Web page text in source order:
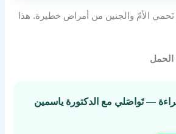
تَحمي الأمّ والجنين من أمراض خطيرة. هذا
الحمل
— تَواصَلي مع الدكتورة ياسمين